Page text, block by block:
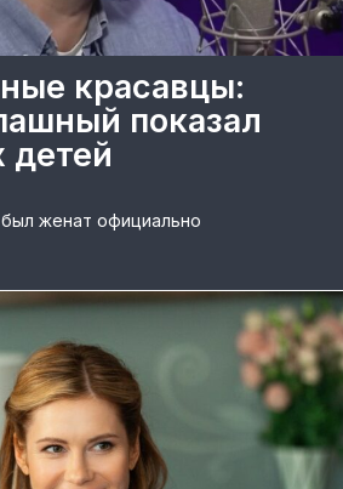
красавцы:
показал
детей
женат официально